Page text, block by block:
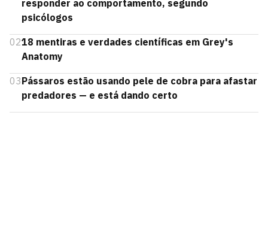
responder ao comportamento, segundo
psicólogos
0218 mentiras e verdades científicas em Grey's
Anatomy
03Pássaros estão usando pele de cobra para afastar
predadores — e está dando certo